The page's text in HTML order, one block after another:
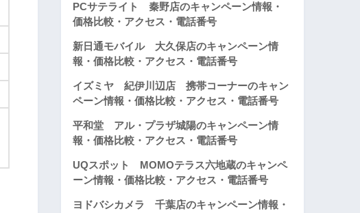
PCサテライト 秦野店のキャンペーン情報・
価格比較・アクセス・電話番号
新日通モバイル 大久保店のキャンペーン情
報・価格比較・アクセス・電話番号
イズミヤ 紀伊川辺店 携帯コーナーのキャン
ペーン情報・価格比較・アクセス・電話番号
平和堂 アル・プラザ城陽のキャンペーン情
報・価格比較・アクセス・電話番号
UQスポット MOMOテラス六地蔵のキャンペ
ーン情報・価格比較・アクセス・電話番号
ヨドバシカメラ 千葉店のキャンペーン情報・